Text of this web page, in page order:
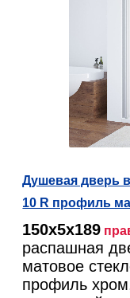
Душевая дверь
10 R профиль
150х5х189
распашная
матовое
профиль